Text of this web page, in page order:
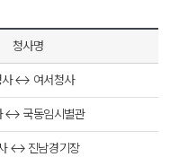
청사명
사 ↔ 여서청사
↔ 국동임시별관
↔ 진남경기장